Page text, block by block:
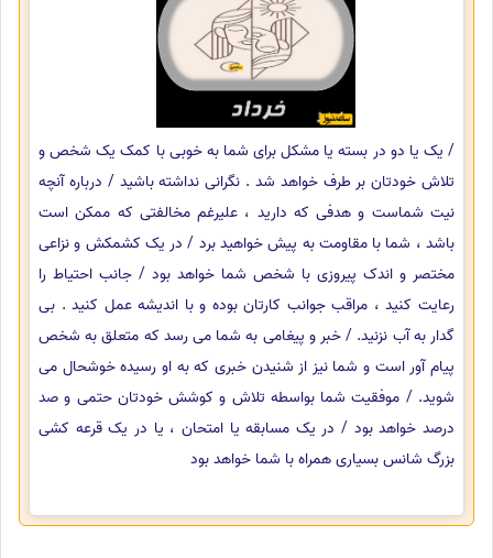
/ یک یا دو در بسته یا مشکل برای شما به خوبی با کمک یک شخص و
تلاش خودتان بر طرف خواهد شد . نگرانی نداشته باشید / درباره آنچه
نیت شماست و هدفی که دارید ، علیرغم مخالفتی که ممکن است
باشد ، شما با مقاومت به پیش خواهید برد / در یک کشمکش و نزاعی
مختصر و اندک پیروزی با شخص شما خواهد بود / جانب احتیاط را
رعایت کنید ، مراقب جوانب کارتان بوده و با اندیشه عمل کنید . بی
گدار به آب نزنید. / خبر و پیغامی به شما می رسد که متعلق به شخص
پیام آور است و شما نیز از شنیدن خبری که به او رسیده خوشحال می
شوید. / موفقیت شما بواسطه تلاش و کوشش خودتان حتمی و صد
درصد خواهد بود / در یک مسابقه یا امتحان ، یا در یک قرعه کشی
بزرگ شانس بسیاری همراه با شما خواهد بود